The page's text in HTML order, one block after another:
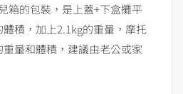
箱的包裝，是上蓋+下盒攤平
積，加上2.1kg的重量，摩托
量和體積，建議由老公或家